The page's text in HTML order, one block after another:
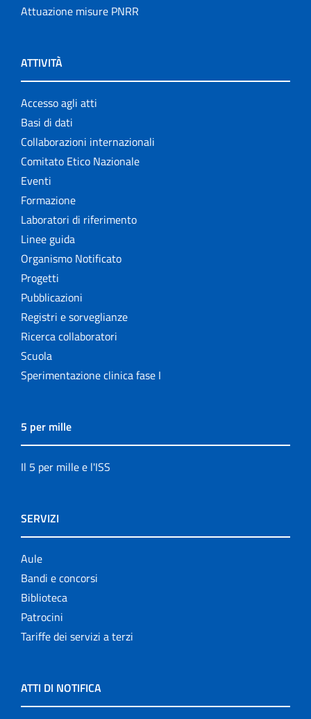
Attuazione misure PNRR
ATTIVITÀ
Accesso agli atti
Basi di dati
Collaborazioni internazionali
Comitato Etico Nazionale
Eventi
Formazione
Laboratori di riferimento
Linee guida
Organismo Notificato
Progetti
Pubblicazioni
Registri e sorveglianze
Ricerca collaboratori
Scuola
Sperimentazione clinica fase I
5 per mille
Il 5 per mille e l'ISS
SERVIZI
Aule
Bandi e concorsi
Biblioteca
Patrocini
Tariffe dei servizi a terzi
ATTI DI NOTIFICA